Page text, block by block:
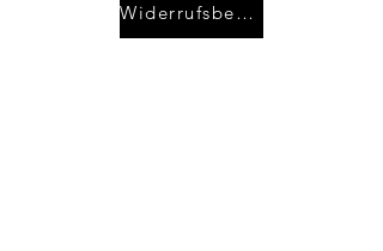
Widerrufsbelehrung